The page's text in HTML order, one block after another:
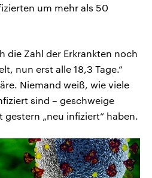
um mehr als 50
die Zahl der Erkrankten noch
nun erst alle 18,3 Tage.“
Niemand weiß, wie viele
sind – geschweige
gestern „neu infiziert“ haben.